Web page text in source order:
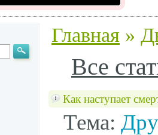
Главная »
Все
Как наступает
Тема: